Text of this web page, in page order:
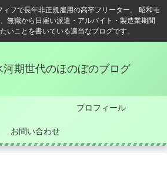
フで長年非正規雇用の高卒フリーター。 昭和モ
無職から日雇い派遣・アルバイト・製造業期間
いことを書いている適当なブログです。
河期世代のほのぼのブログ
プロフィール
お問い合わせ